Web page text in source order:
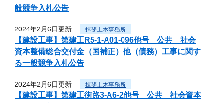
般競争入札公告
2024年2月6日更新 揖斐土木事務所
【建設工事】第建工R5-1-A01-096他号 公共 社会
資本整備総合交付金（国補正）他（債務）工事に関す
る一般競争入札公告
2024年2月6日更新 揖斐土木事務所
【建設工事】第建工街路3-A6-2他号 公共 社会資本